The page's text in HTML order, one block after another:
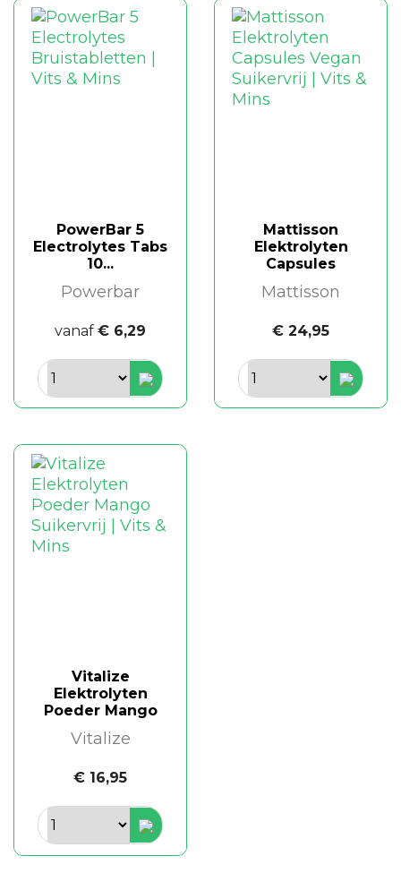
PowerBar 5
Electrolytes Tabs
10...
Powerbar
vanaf € 6,29
Mattisson
Elektrolyten
Capsules
Mattisson
€ 24,95
Vitalize
Elektrolyten
Poeder Mango
Vitalize
€ 16,95